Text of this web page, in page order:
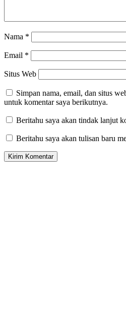
Nama *
Email *
Situs Web
Simpan nama, email, dan situs
untuk komentar saya berikutnya.
Beritahu saya akan tindak lanjut
Beritahu saya akan tulisan baru